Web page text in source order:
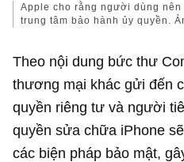
Apple cho rằng người dùng
trung tâm bảo hành ủy quyền.
Theo nội dung bức thư
thương mại khác gửi đến
quyền riêng tư và người
quyền sửa chữa iPhone
các biện pháp bảo mật,